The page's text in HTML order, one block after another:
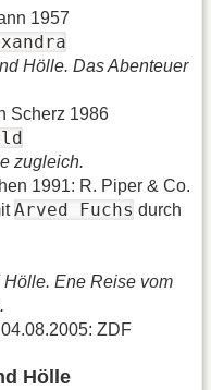
1957
Hölle. Das Abenteuer
Scherz 1986
zugleich.
1991: R. Piper & Co.
Arved Fuchs durch
Ene Reise vom
ZDF
Hölle